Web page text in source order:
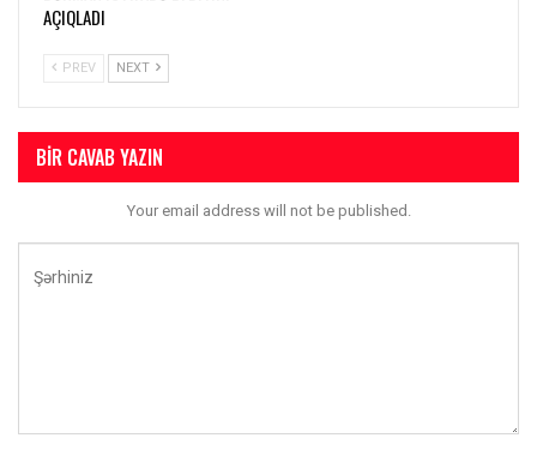
AÇIQLADI
PREV NEXT
BIR CAVAB YAZIN
Your email address will not be published.